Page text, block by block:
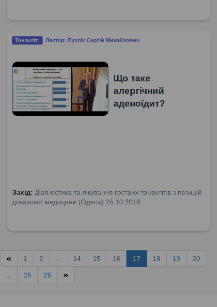
Тонзиліт Лектор: Пухлік Сергій Михайлович
Що таке
алергічний
аденоїдит?
Захід: Діагностика та лікування гострих тонзилітів з позицій
доказової медицини (Одеса) 26.10.2018
1 2 14 15 16 17 18 19 20
25 26